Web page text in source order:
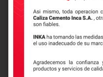
Construcción
innovación y
ambiental en